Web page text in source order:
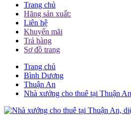
Trang chủ
Hãng sản xuất:
Liên hệ
Khuyến mãi
Trả hàng
Sơ đồ trang
Trang chủ
Bình Dương
Thuận An
Nhà xưởng cho thuê tại Thuận